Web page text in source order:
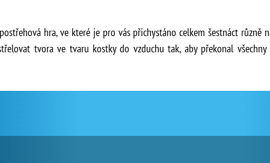
hra, ve které je pro vás přichystáno celkem šestnáct různě
tvora ve tvaru kostky do vzduchu tak, aby překonal